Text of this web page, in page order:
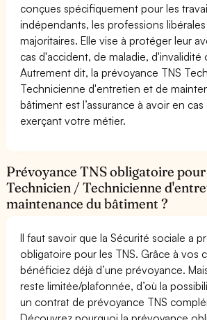
conçues spécifiquement pour les
indépendants, les professions
majoritaires. Elle vise à protéger leur
cas d'accident, de maladie, d'invalidité
Autrement dit, la prévoyance TNS
Technicienne d'entretien et de
bâtiment est l’assurance à avoir en
exerçant votre métier.
Prévoyance TNS obligatoire
Technicien / Technicienne
maintenance du bâtiment ?
Il faut savoir que la Sécurité sociale a
obligatoire pour les TNS. Grâce à vos
bénéficiez déjà d’une prévoyance.
reste limitée/plafonnée, d’où la
un contrat de prévoyance TNS